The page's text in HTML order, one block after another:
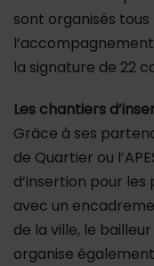
sont organisés
la signature de 22
Les chantiers
Grâce à ses
de Quartier ou
d’insertion pour les
avec un
de la ville, le
organise